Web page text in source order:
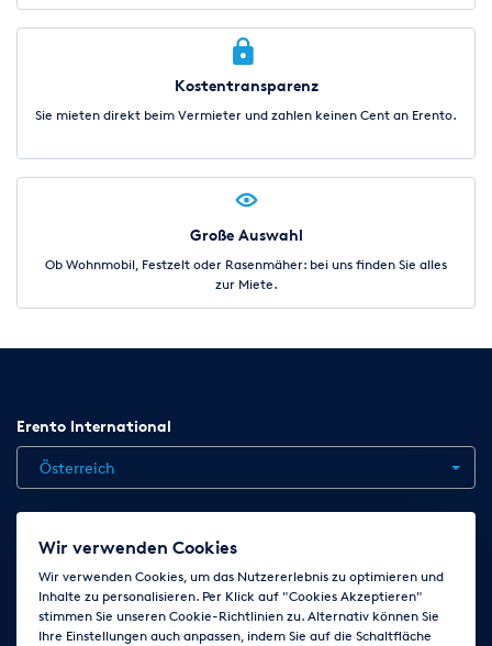
Kostentransparenz
Sie mieten direkt beim Vermieter und zahlen keinen Cent an Erento.
Große Auswahl
Ob Wohnmobil, Festzelt oder Rasenmäher: bei uns finden Sie alles
zur Miete.
Erento International
Österreich
Jobs Kontakt News
AGB
Impressum Cookie-Einstellungen ändern
Folge uns auf
Wir verwenden Cookies
Wir verwenden Cookies, um das Nutzererlebnis zu optimieren und
Inhalte zu personalisieren. Per Klick auf "Cookies Akzeptieren"
stimmen Sie unseren Cookie-Richtlinien zu. Alternativ können Sie
Ihre Einstellungen auch anpassen, indem Sie auf die Schaltfläche